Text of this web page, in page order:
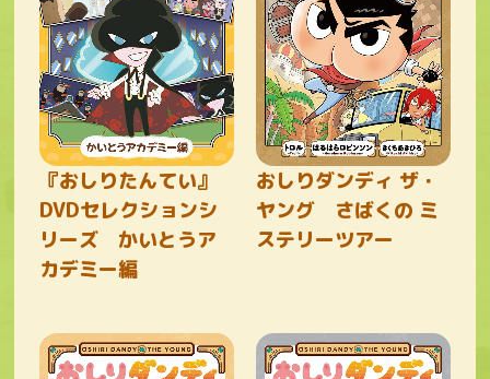
『おしりたんてい』
DVDセレクションシ
リーズ かいとうア
カデミー編
おしりダンディ ザ・
ヤング さばくの ミ
ステリーツアー